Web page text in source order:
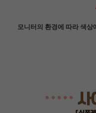
모니터의 환경에 따라 색